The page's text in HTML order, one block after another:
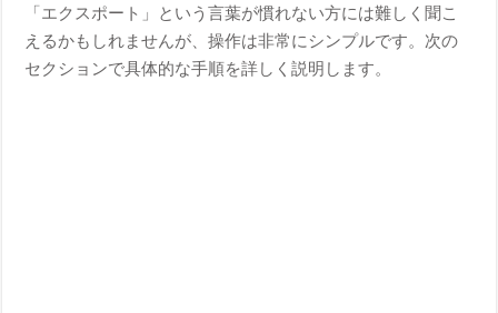
「エクスポート」という言葉が慣れない方には難しく聞こ
えるかもしれませんが、操作は非常にシンプルです。次の
セクションで具体的な手順を詳しく説明します。